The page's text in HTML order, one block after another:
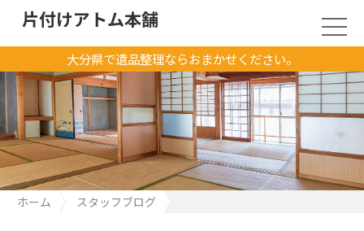
大分県で遺品整理ならおまかせください。
片付けアトム本舗
ホーム
スタッフブログ